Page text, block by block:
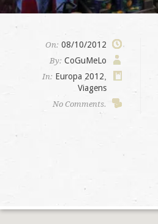
On: 08/10/2012
By: CoGuMeLo
In: Europa 2012
Viagens
No Comments.